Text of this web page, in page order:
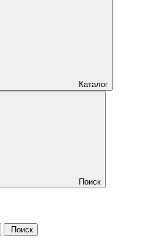
Каталог
Поиск
Поиск